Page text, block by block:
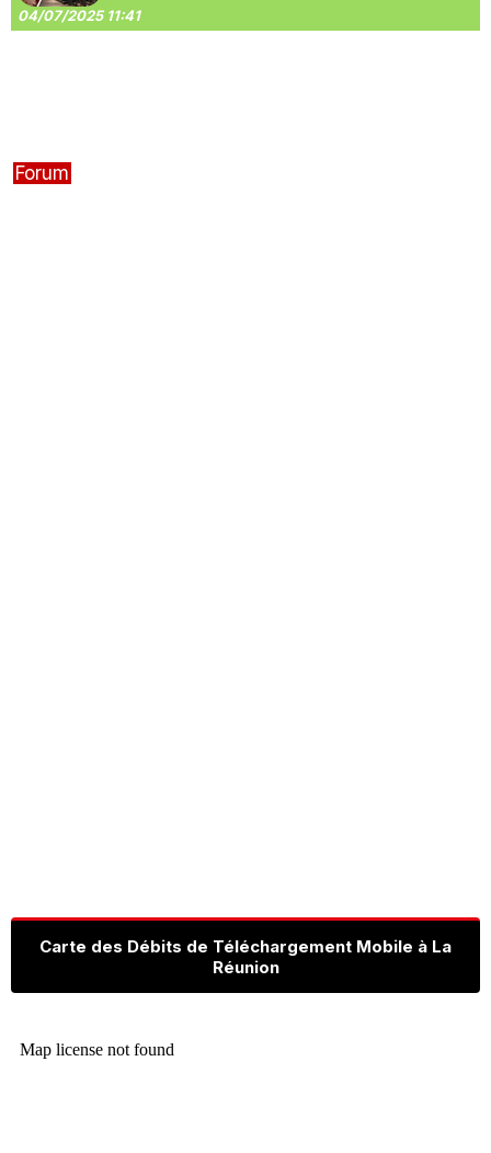
04/07/2025 11:41
Forum
Carte des Débits de Téléchargement Mobile à La
Réunion